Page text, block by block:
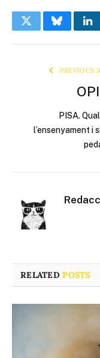
TwitterBluesky
PREVIOUS
PISA.
l’ensenyament i
RELATEDPOSTS